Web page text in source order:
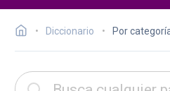
Diccionario Por